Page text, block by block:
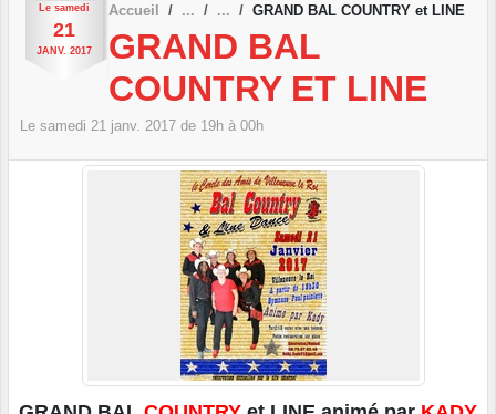
Le samedi
21
JANV. 2017
Accueil GRAND BAL COUNTRY et LINE
GRAND BAL
COUNTRY ET LINE
Le samedi 21 janv. 2017 de 19h à 00h